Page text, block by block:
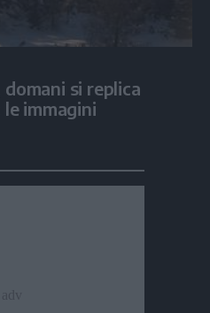
si replica
immagini